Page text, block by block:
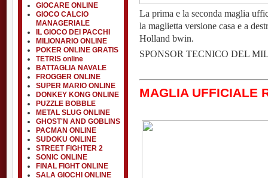
GIOCARE ONLINE
GIOCO CALCIO
MANAGERIALE
IL GIOCO DEI PACCHI
MILIONARIO ONLINE
POKER ONLINE GRATIS
TETRIS online
BATTAGLIA NAVALE
FROGGER ONLINE
SUPER MARIO ONLINE
DONKEY KONG ONLINE
PUZZLE BOBBLE
METAL SLUG ONLINE
GHOST'N AND GOBLINS
PACMAN ONLINE
SUDOKU ONLINE
STREET FIGHTER 2
SONIC ONLINE
FINAL FIGHT ONLINE
SALA GIOCHI ONLINE
La prima e la seconda maglia
la maglietta versione casa e a
Holland bwin.
SPONSOR TECNICO DEL
MAGLIA UFFICIALE